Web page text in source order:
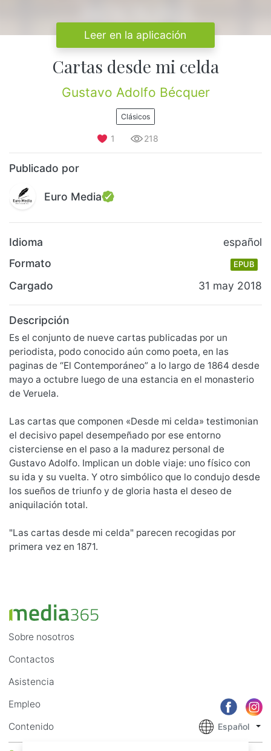
Leer en la aplicación
Cartas desde mi celda
Gustavo Adolfo Bécquer
Clásicos
1 218
Publicado por
Euro Media
Idioma
español
Formato
EPUB
Cargado 31 may 2018
Descripción
Es el conjunto de nueve cartas publicadas por un
periodista, podo conocido aún como poeta, en las
paginas de “El Contemporáneo” a lo largo de 1864 desde
mayo a octubre luego de una estancia en el monasterio
de Veruela.
Las cartas que componen «Desde mi celda» testimonian
el decisivo papel desempeñado por ese entorno
cisterciense en el paso a la madurez personal de
Gustavo Adolfo. Implican un doble viaje: uno físico con
su ida y su vuelta. Y otro simbólico que lo condujo desde
los sueños de triunfo y de gloria hasta el deseo de
aniquilación total.
"Las cartas desde mi celda" parecen recogidas por
primera vez en 1871.
Sobre nosotros
Contactos
Asistencia
Empleo
Contenido
Español